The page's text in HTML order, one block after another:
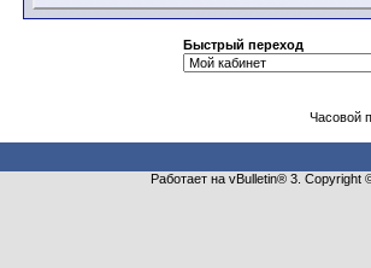
Быстрый переход
Часовой
Работает на vBulletin® 3.